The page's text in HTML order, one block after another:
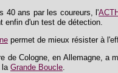
40 ans par les coureurs, l'
enfin d'un test de détection.
permet de mieux résister à
de Cologne, en Allemagne, a
la Grande Boucle.